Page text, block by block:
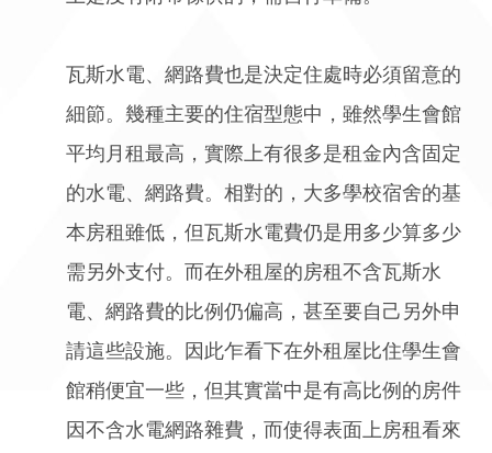
瓦斯水電、網路費也是決定住處時必須留意的
細節。幾種主要的住宿型態中，雖然學生會館
平均月租最高，實際上有很多是租金內含固定
的水電、網路費。相對的，大多學校宿舍的基
本房租雖低，但瓦斯水電費仍是用多少算多少
需另外支付。而在外租屋的房租不含瓦斯水
電、網路費的比例仍偏高，甚至要自己另外申
請這些設施。因此乍看下在外租屋比住學生會
館稍便宜一些，但其實當中是有高比例的房件
因不含水電網路雜費，而使得表面上房租看來